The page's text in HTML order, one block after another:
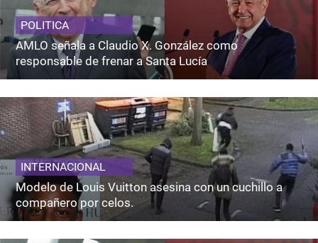
POLITICA
AMLO señala a Claudio X. González como
responsable de frenar a Santa Lucía
INTERNACIONAL
Modelo de Louis Vuitton asesina con un cuchillo a
compañero por celos.